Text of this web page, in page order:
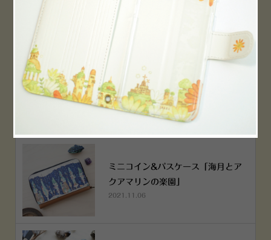
PEN！
空想街雑貨店《吉祥寺本店》４月２
５日OPEN!
2022.03.29
ミニコイン&パスケース「海月とア
クアマリンの楽園」
2021.11.06